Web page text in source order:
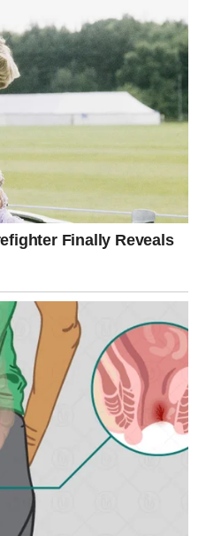
da će se pojaviti put.
tu veru. Možda si se
planirao, a stvari su se
da se život usporio baš
bitka je tvoja. Ne svaki
marta dolazi nagrada.
ljubav koja vraća
ne manipuliše.
novo poznanstvo kroz
čak potpuno slučajan
osveženje – neko ko te
dinamiku: više